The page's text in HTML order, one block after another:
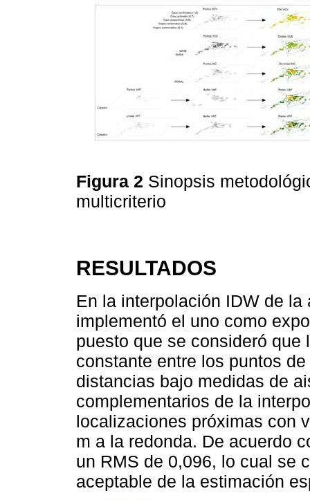
Figura 2 Sinopsis
multicriterio
RESULTADOS
En la interpolación IDW de
implementó el uno como
puesto que se consideró
constante entre los puntos
distancias bajo medidas de
complementarios de la
localizaciones próximas con
m a la redonda. De acuerdo
un RMS de 0,096, lo cual se
aceptable de la estimación